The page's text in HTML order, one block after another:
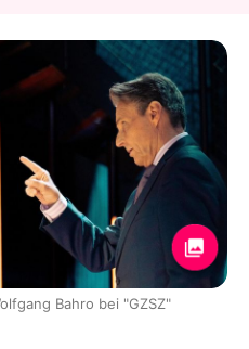
Bahro bei "GZSZ"